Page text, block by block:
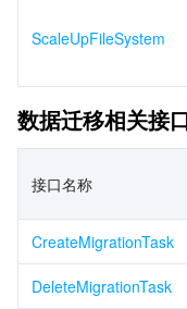
ScaleUpFileSystem
数据迁移相关接
接口名称
CreateMigrationTask
DeleteMigrationTask